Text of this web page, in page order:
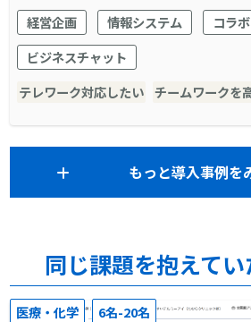
経営企画
情報システム
コラ
ビジネスチャット
テレワーク対応したい チームワークを
もっと導入事例を
同じ課題を抱えて
医療・化学 6名-20名